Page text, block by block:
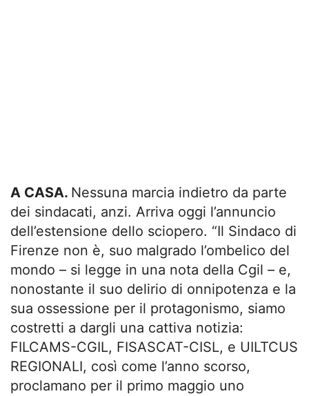
A CASA. Nessuna marcia indietro da parte
dei sindacati, anzi. Arriva oggi l’annuncio
dell’estensione dello sciopero. “Il Sindaco di
Firenze non è, suo malgrado l’ombelico del
mondo – si legge in una nota della Cgil – e,
nonostante il suo delirio di onnipotenza e la
sua ossessione per il protagonismo, siamo
costretti a dargli una cattiva notizia:
FILCAMS-CGIL, FISASCAT-CISL, e UILTCUS
REGIONALI, così come l’anno scorso,
proclamano per il primo maggio uno